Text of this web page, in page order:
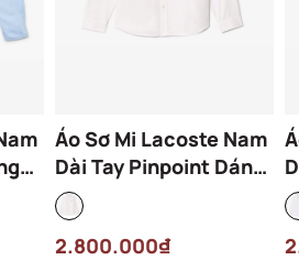
Áo Sơ Mi Lacoste Nam
Dài Tay Pinpoint Dáng
Regular CH2933-00-
001 Màu Trắng
2.800.000₫